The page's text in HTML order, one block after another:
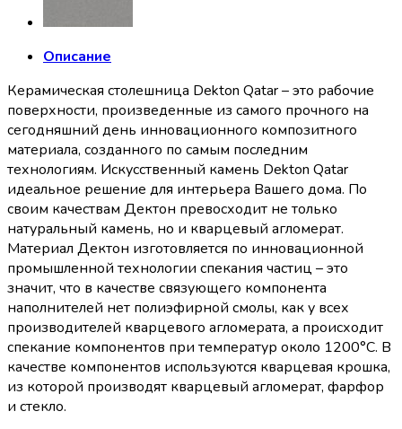
Описание
Керамическая столешница Dekton Qatar – это рабочие
поверхности, произведенные из самого прочного на
сегодняшний день инновационного композитного
материала, созданного по самым последним
технологиям. Искусственный камень Dekton Qatar
идеальное решение для интерьера Вашего дома. По
своим качествам Дектон превосходит не только
натуральный камень, но и кварцевый агломерат.
Материал Дектон изготовляется по инновационной
промышленной технологии спекания частиц – это
значит, что в качестве связующего компонента
наполнителей нет полиэфирной смолы, как у всех
производителей кварцевого агломерата, а происходит
спекание компонентов при температур около 1200°С. В
качестве компонентов используются кварцевая крошка,
из которой производят кварцевый агломерат, фарфор
и стекло.